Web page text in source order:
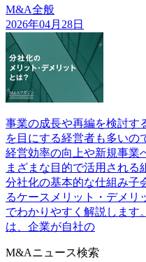
M&A全般
2026年04月28日
事業の成長や再編を検討す
を目にする経営者も多いの
経営効率の向上や新規事業
まざまな目的で活用される
分社化の基本的な仕組み子
るケースメリット・デメリ
でわかりやすく解説します
は、企業が自社の
M&Aニュース検索